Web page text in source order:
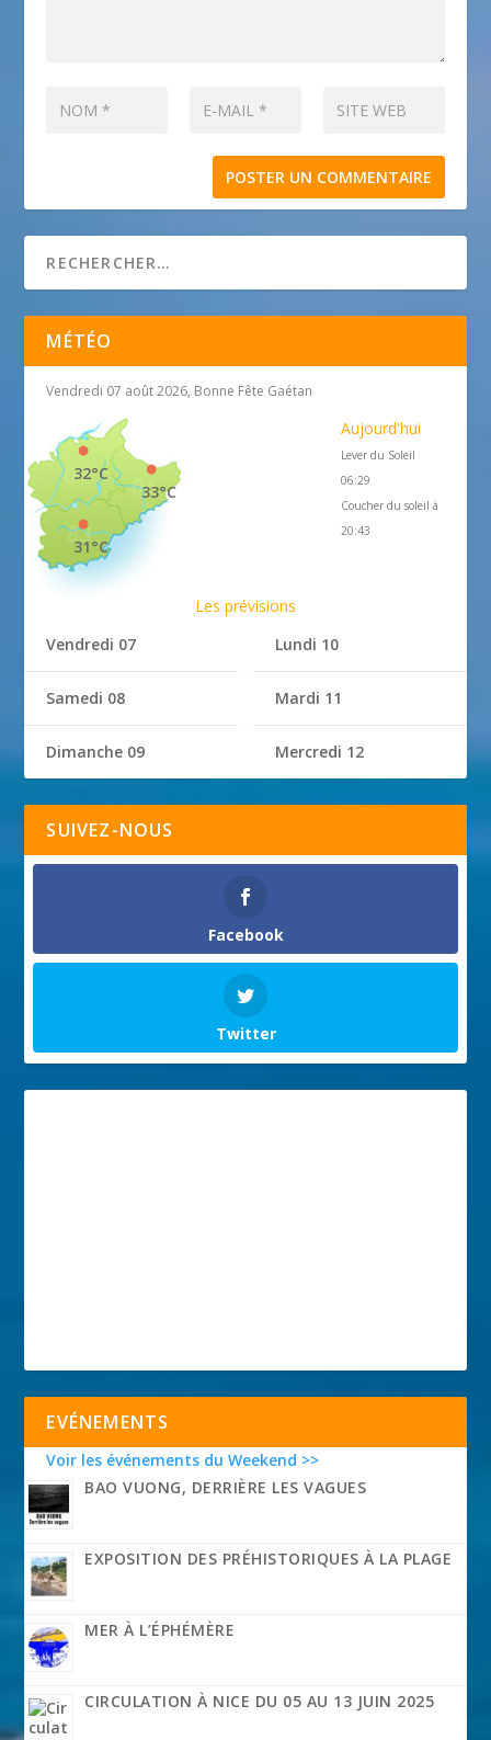
MÉTÉO
Vendredi 07 août 2026, Bonne Fête Gaétan
33°C
32°C
31°C
Aujourd'hui
Lever du Soleil
06:29
Coucher du soleil à
20:43
Les prévisions
Vendredi 07
Samedi 08
Dimanche 09
Lundi 10
Mardi 11
Mercredi 12
SUIVEZ-NOUS
Facebook
Twitter
EVÉNEMENTS
Voir les événements du Weekend >>
BAO VUONG, DERRIÈRE LES VAGUES
EXPOSITION DES PRÉHISTORIQUES À LA PLAGE
MER À L’ÉPHÉMÈRE
CIRCULATION À NICE DU 05 AU 13 JUIN 2025